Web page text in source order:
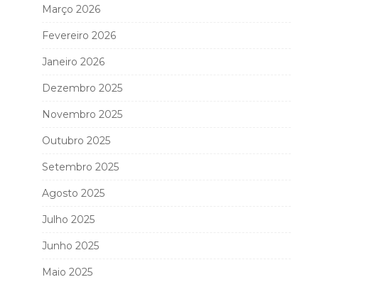
Março 2026
Fevereiro 2026
Janeiro 2026
Dezembro 2025
Novembro 2025
Outubro 2025
Setembro 2025
Agosto 2025
Julho 2025
Junho 2025
Maio 2025